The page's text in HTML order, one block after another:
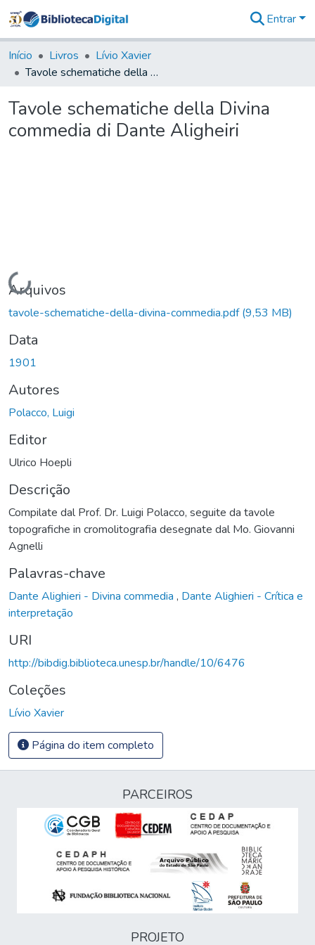
&
Coleções
Tudo na
Digital
Estatísticas
Entrar
Início Livros
Lívio Xavier
Tavole schematiche della Divina commedia di Dante Aligheiri
Tavole schematiche della Divina
commedia di Dante Aligheiri
Carregando...
Arquivos
tavole-schematiche-della-divina-commedia.pdf(9,53 MB)
Data
1901
Autores
Polacco, Luigi
Editor
Ulrico Hoepli
Descrição
Compilate dal Prof. Dr. Luigi Polacco, seguite da tavole
topografiche in cromolitografia desegnate dal Mo. Giovanni
Agnelli
Palavras-chave
Dante Alighieri - Divina commedia , Dante Alighieri - Crítica e
interpretação
URI
http://bibdig.biblioteca.unesp.br/handle/10/6476
Coleções
Lívio Xavier
Página do item completo
PARCEIROS
PROJETO